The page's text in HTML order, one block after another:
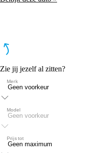
Zie jij jezelf al zitten?
Merk
Model
Prijs tot